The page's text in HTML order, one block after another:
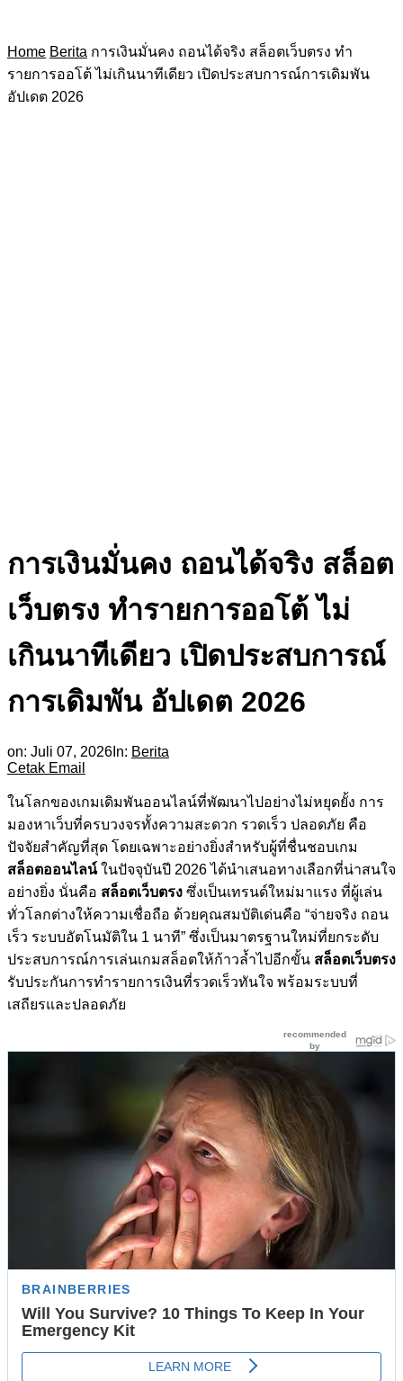
Home Berita การเงินมั่นคง ถอนได้จริง สล็อตเว็บตรง ทำ
รายการออโต้ ไม่เกินนาทีเดียว เปิดประสบการณ์การเดิมพัน
อัปเดต 2026
การเงินมั่นคง ถอนได้จริง สล็อต
เว็บตรง ทำรายการออโต้ ไม่
เกินนาทีเดียว เปิดประสบการณ์
การเดิมพัน อัปเดต 2026
on: Juli 07, 2026 In: Berita
Cetak Email
ในโลกของเกมเดิมพันออนไลน์ที่พัฒนาไปอย่างไม่หยุดยั้ง การ
มองหาเว็บที่ครบวงจรทั้งความสะดวก รวดเร็ว ปลอดภัย คือ
ปัจจัยสำคัญที่สุด โดยเฉพาะอย่างยิ่งสำหรับผู้ที่ชื่นชอบเกม
สล็อตออนไลน์ในปัจจุบันปี 2026 ได้นำเสนอทางเลือกที่น่าสนใจ
อย่างยิ่ง นั่นคือ สล็อตเว็บตรง ซึ่งเป็นเทรนด์ใหม่มาแรง ที่ผู้เล่น
ทั่วโลกต่างให้ความเชื่อถือ ด้วยคุณสมบัติเด่นคือ “จ่ายจริง ถอน
เร็ว ระบบอัตโนมัติใน 1 นาที” ซึ่งเป็นมาตรฐานใหม่ที่ยกระดับ
ประสบการณ์การเล่นเกมสล็อตให้ก้าวล้ำไปอีกขั้น สล็อตเว็บตรง
รับประกันการทำรายการเงินที่รวดเร็วทันใจ พร้อมระบบที่
เสถียรและปลอดภัย